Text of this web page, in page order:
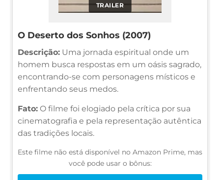
TRAILER
O Deserto dos Sonhos (2007)
Descrição: Uma jornada espiritual onde um
homem busca respostas em um oásis sagrado,
encontrando-se com personagens místicos e
enfrentando seus medos.
Fato: O filme foi elogiado pela crítica por sua
cinematografia e pela representação autêntica
das tradições locais.
Este filme não está disponível no Amazon Prime, mas
você pode usar o bônus: